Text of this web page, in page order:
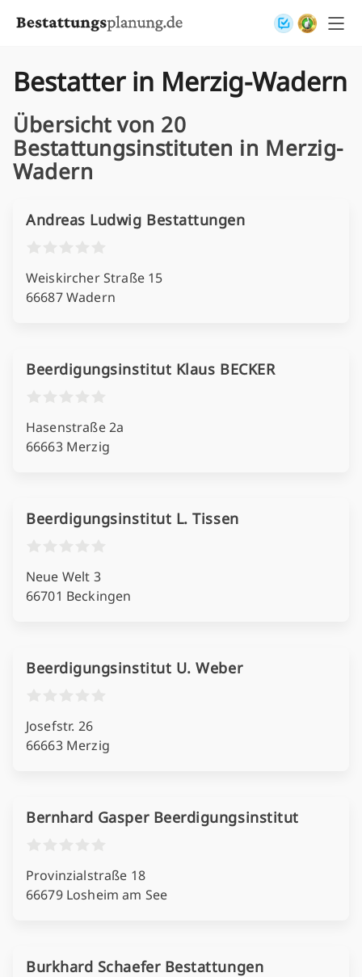
Bestatter in Merzig-Wadern
Übersicht von 20
Bestattungsinstituten in Merzig-
Wadern
Andreas Ludwig Bestattungen
Weiskircher Straße 15
66687 Wadern
Beerdigungsinstitut Klaus BECKER
Hasenstraße 2a
66663 Merzig
Beerdigungsinstitut L. Tissen
Neue Welt 3
66701 Beckingen
Beerdigungsinstitut U. Weber
Josefstr. 26
66663 Merzig
Bernhard Gasper Beerdigungsinstitut
Provinzialstraße 18
66679 Losheim am See
Burkhard Schaefer Bestattungen